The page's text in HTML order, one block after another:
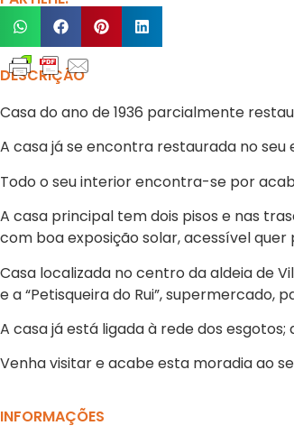
DESCRIÇÃO
Casa do ano de 1936 parcialmente
A casa já se encontra restaurada no
Todo o seu interior encontra-se por
A casa principal tem dois pisos e nas
com boa exposição solar, acessível
Casa localizada no centro da aldeia de
e a “Petisqueira do Rui”,
A casa já está ligada à rede dos
Venha visitar e acabe esta moradia ao
INFORMAÇÕES